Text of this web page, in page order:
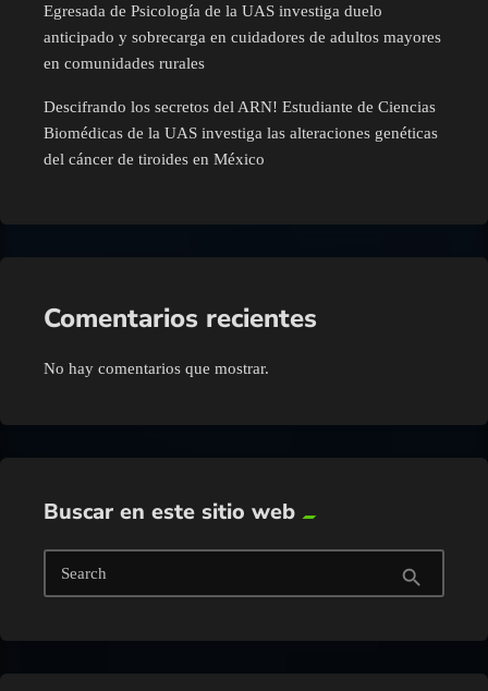
Egresada de Psicología de la UAS investiga duelo
anticipado y sobrecarga en cuidadores de adultos mayores
en comunidades rurales
Descifrando los secretos del ARN! Estudiante de Ciencias
Biomédicas de la UAS investiga las alteraciones genéticas
del cáncer de tiroides en México
Comentarios recientes
No hay comentarios que mostrar.
Buscar en este sitio web
Search search